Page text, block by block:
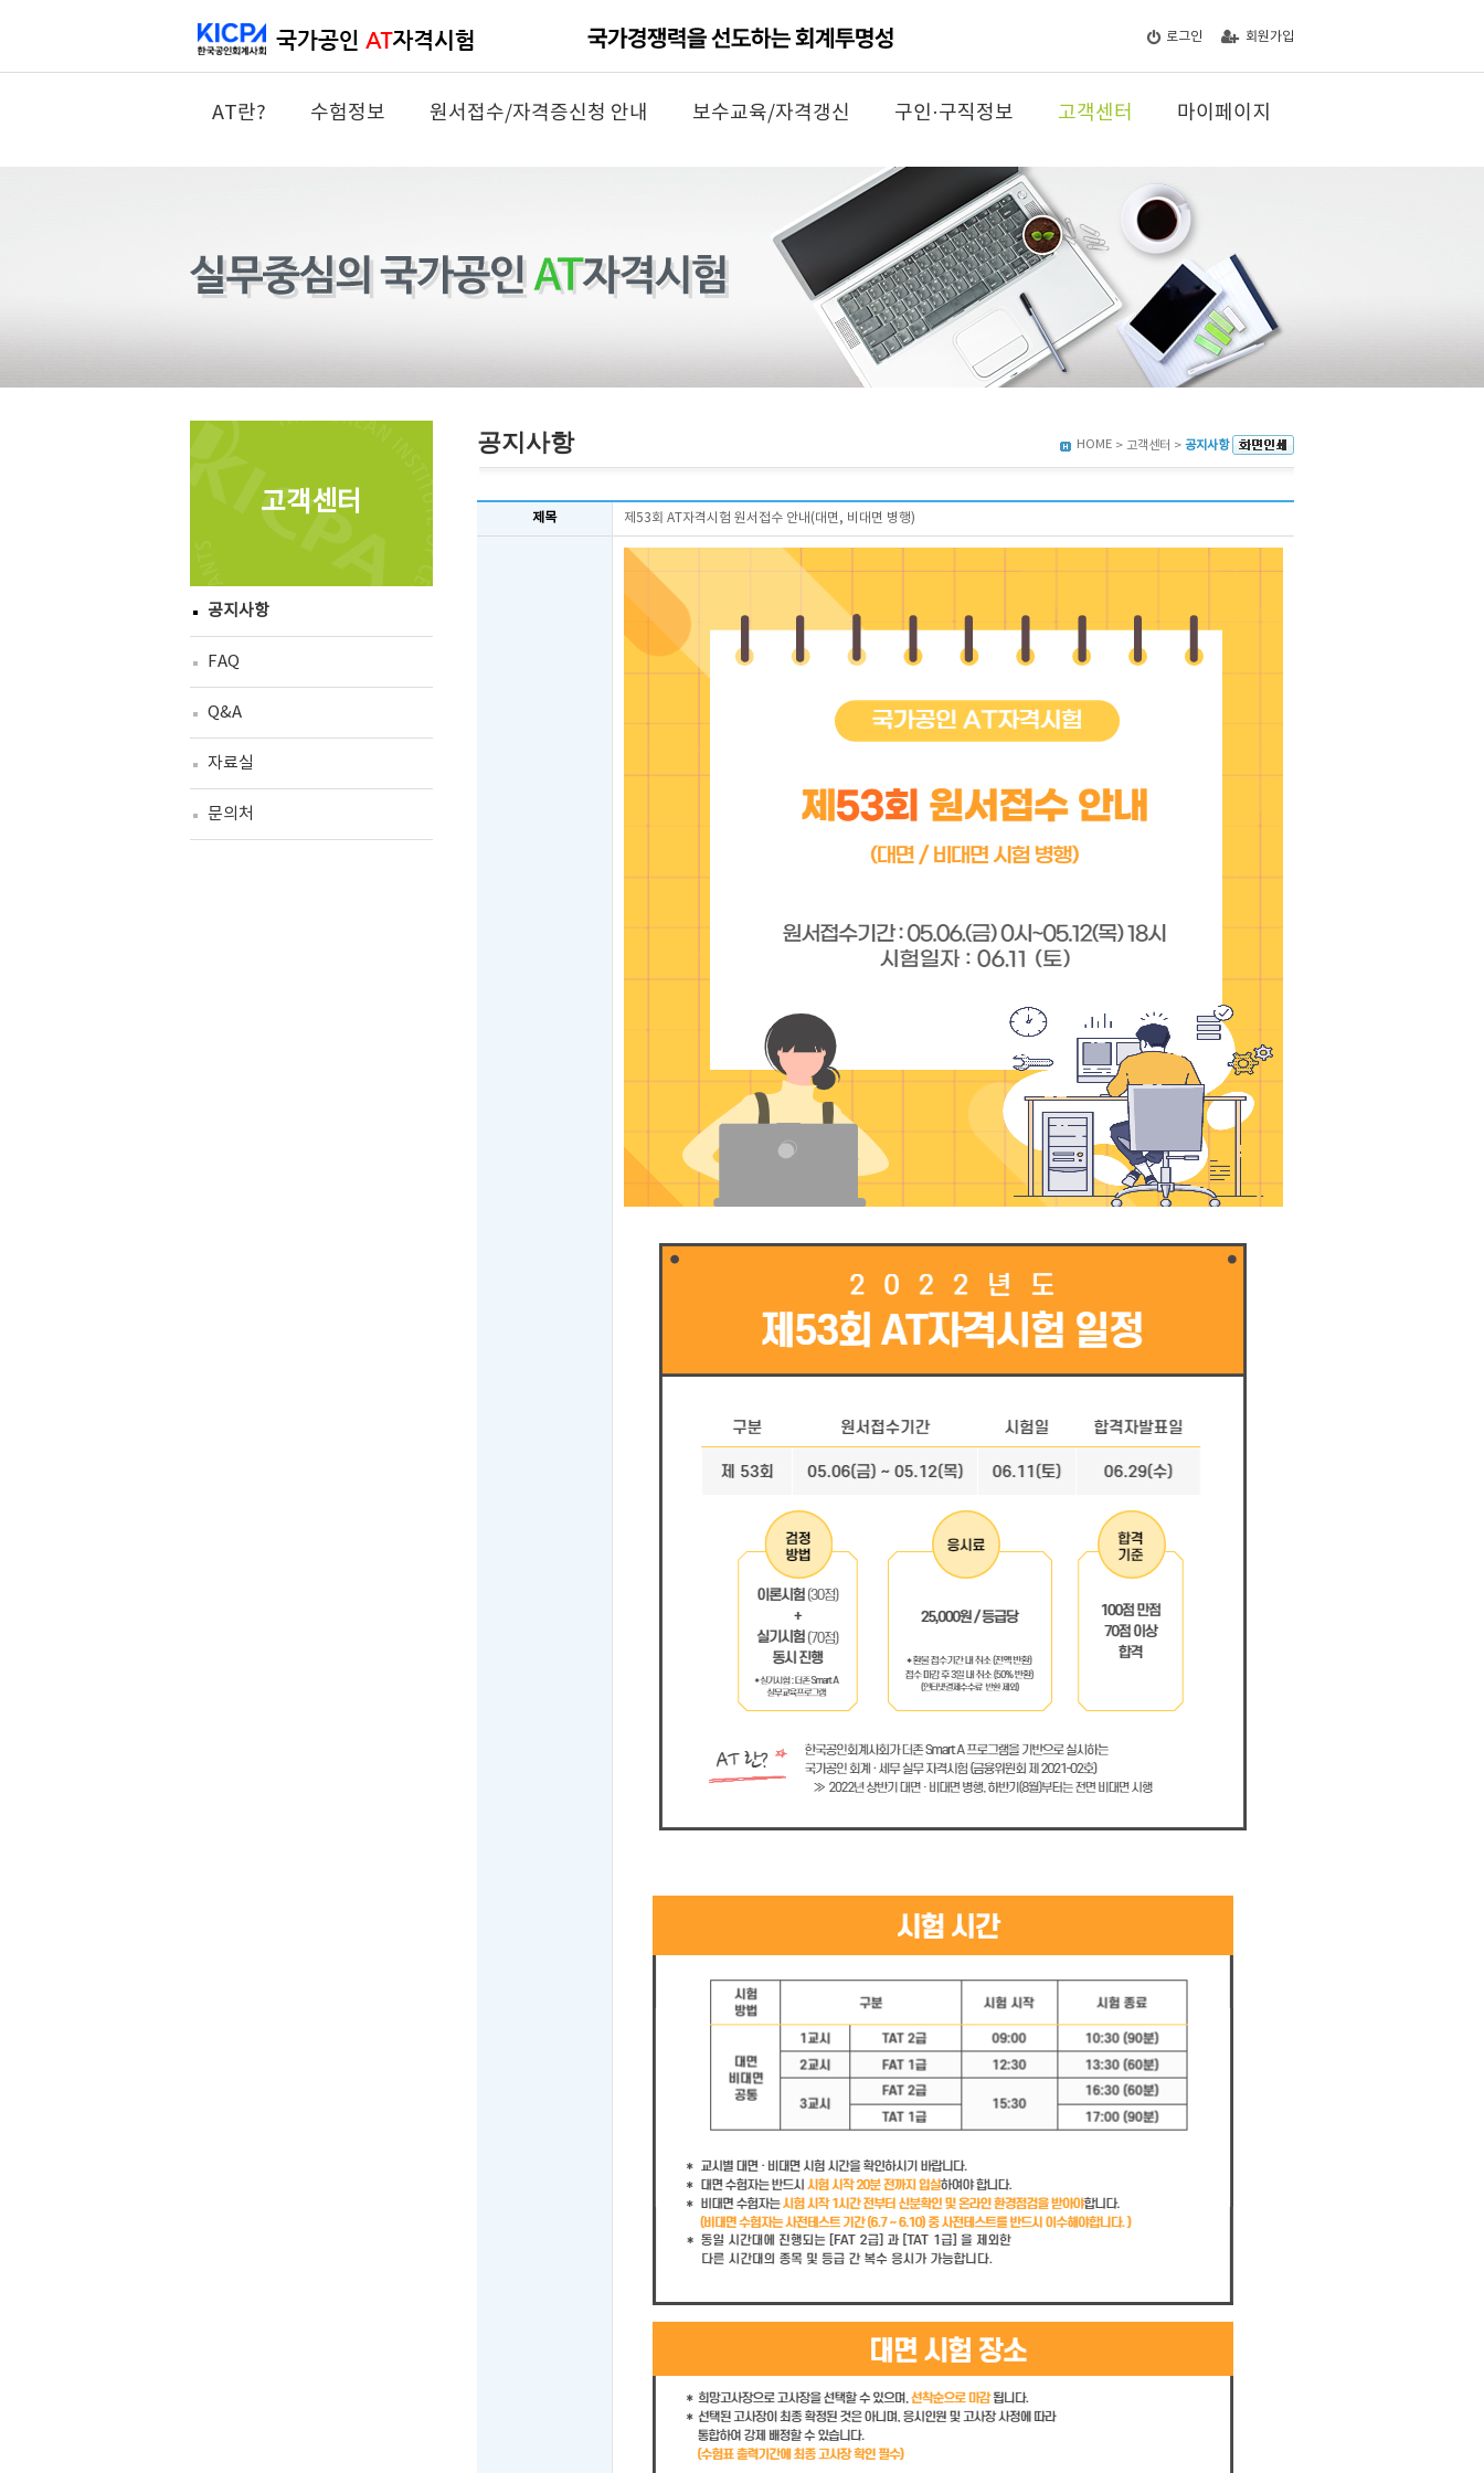
로그인 회원가입
AT란? 수험정보 원서접수/자격증신청 안내 보수교육/자격갱신 구인·구직정보 고객센터 마이페이지
고객센터
공지사항
FAQ
Q&A
자료실
문의처
공지사항 HOME > 고객센터 > 공지사항
제목 제53회 AT자격시험 원서접수 안내(대면, 비대면 병행)